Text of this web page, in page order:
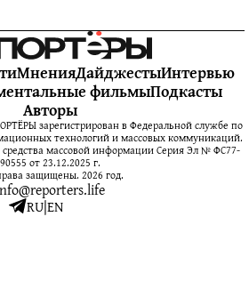
МненияДайджестыИнтервью
фильмыПодкасты
Авторы
зарегистрирован в Федеральной службе по
технологий и массовых коммуникаций.
средства массовой информации Серия Эл № ФС77-
90555 от 23.12.2025 г.
защищены. 2026 год.
RU|EN